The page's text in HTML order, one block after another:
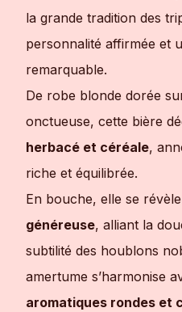
la grande tradition des
personnalité affirmée et
remarquable.
De robe blonde dorée
onctueuse, cette bière
herbacé et céréale,
riche et équilibrée.
En bouche, elle se révèle
généreuse, alliant la
subtilité des houblons
amertume s’harmonise
aromatiques rondes et